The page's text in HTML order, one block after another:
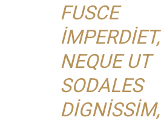
FUSCE
IMPERDIET,
NEQUE UT
SODALES
DIGNISSIM,